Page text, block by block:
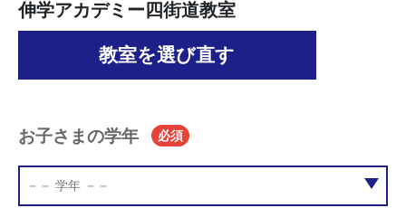
伸学アカデミー四街道教室
教室を選び直す
お子さまの学年 必須